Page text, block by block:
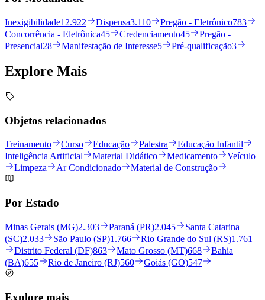
Inexigibilidade12.922 Dispensa3.110 Pregão - Eletrônico783
Concorrência - Eletrônica45 Credenciamento45
Pregão -
Presencial28 Manifestação de Interesse5 Pré-qualificação3
Explore Mais
Objetos relacionados
Treinamento Curso Educação Palestra
Educação Infantil
Inteligência Artificial
Material Didático Medicamento
Veículo
Limpeza
Ar Condicionado Material de Construção
Por Estado
Minas Gerais (MG)2.303 Paraná (PR)2.045
Santa Catarina
(SC)2.033 São Paulo (SP)1.766 Rio Grande do Sul (RS)1.761
Distrito Federal (DF)863 Mato Grosso (MT)668
Bahia
(BA)655 Rio de Janeiro (RJ)560 Goiás (GO)547
Explore mais